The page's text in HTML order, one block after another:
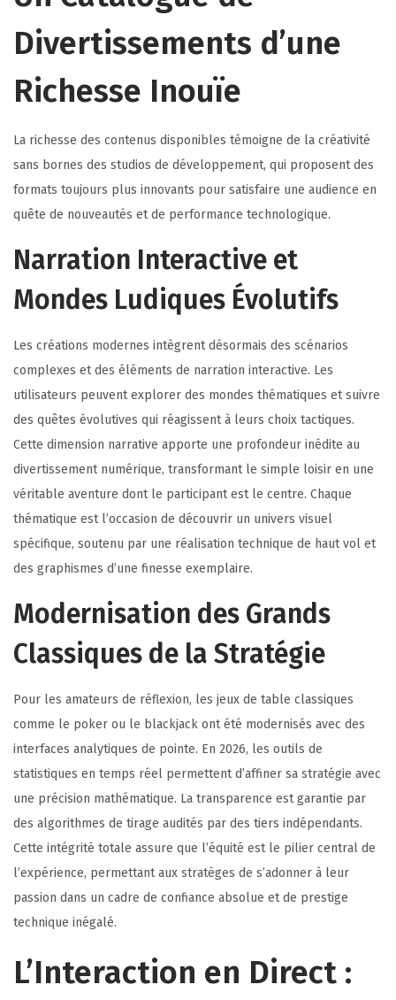
Divertissements d’une
Richesse Inouïe
La richesse des contenus disponibles témoigne de la créativité
sans bornes des studios de développement, qui proposent des
formats toujours plus innovants pour satisfaire une audience en
quête de nouveautés et de performance technologique.
Narration Interactive et
Mondes Ludiques Évolutifs
Les créations modernes intègrent désormais des scénarios
complexes et des éléments de narration interactive. Les
utilisateurs peuvent explorer des mondes thématiques et suivre
des quêtes évolutives qui réagissent à leurs choix tactiques.
Cette dimension narrative apporte une profondeur inédite au
divertissement numérique, transformant le simple loisir en une
véritable aventure dont le participant est le centre. Chaque
thématique est l’occasion de découvrir un univers visuel
spécifique, soutenu par une réalisation technique de haut vol et
des graphismes d’une finesse exemplaire.
Modernisation des Grands
Classiques de la Stratégie
Pour les amateurs de réflexion, les jeux de table classiques
comme le poker ou le blackjack ont été modernisés avec des
interfaces analytiques de pointe. En 2026, les outils de
statistiques en temps réel permettent d’affiner sa stratégie avec
une précision mathématique. La transparence est garantie par
des algorithmes de tirage audités par des tiers indépendants.
Cette intégrité totale assure que l’équité est le pilier central de
l’expérience, permettant aux stratèges de s’adonner à leur
passion dans un cadre de confiance absolue et de prestige
technique inégalé.
L’Interaction en Direct :